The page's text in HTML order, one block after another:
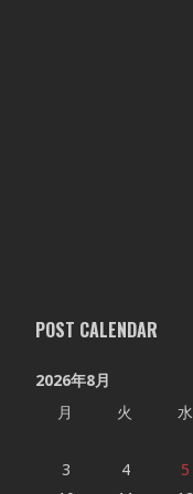
POST CALENDAR
2026年8月
月
火 水
3
4 5